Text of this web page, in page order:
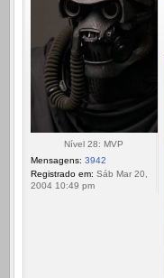
Nível 28: MVP
Mensagens: 3942
Registrado em: Sáb Mar 20,
2004 10:49 pm